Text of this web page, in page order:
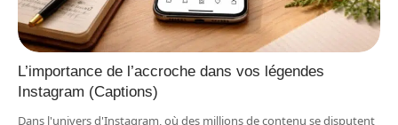
L’importance de l’accroche dans vos légendes
Instagram (Captions)
Dans l'univers d'Instagram, où des millions de contenu se disputent